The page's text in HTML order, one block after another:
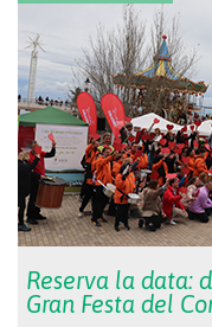
Reserva la data:
Gran Festa del